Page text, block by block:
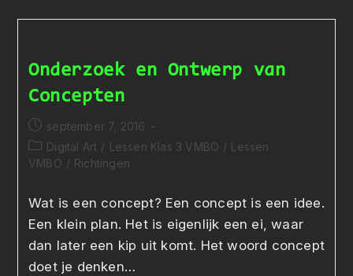
Onderzoek en Ontwerp van
Concepten
Bericht
gepubliceerd
op:
september 7, 2016
Berichtcategorie:
Digital Art / Lessen Klas 3 VMBO / Lessen
VMBO / Richtingen
Wat is een concept? Een concept is een idee.
Een klein plan. Het is eigenlijk een ei, waar
dan later een kip uit komt. Het woord concept
doet je denken…